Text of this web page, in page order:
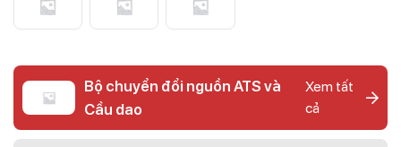
Bộ chuyển đổi nguồn ATS và
Cầu dao
Xem tất
cả